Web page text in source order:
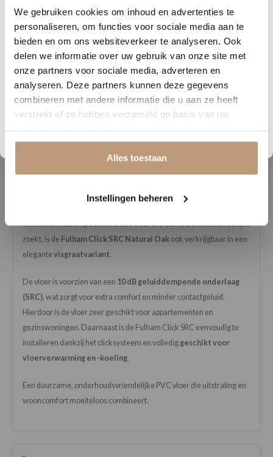
DAGEN UREN MINUTEN SECONDEN
Nu tijdelijk 10% korting op
jouw vloer
Vraag snel een offerte aan en bespaar direct.
Bekijk plak PVC vloeren
We gebruiken cookies om inhoud en advertenties te
personaliseren, om functies voor sociale media aan te
bieden en om ons websiteverkeer te analyseren. Ook
delen we informatie over uw gebruik van onze site met
onze partners voor sociale media, adverteren en
analyseren. Deze partners kunnen deze gegevens
combineren met andere informatie die u aan ze heeft
verstrekt of ze hebben verzameld op basis van uw
Alles toestaan
Instellingen beheren
Snelle levering, mooie vloer en goed advies!
Bekijk alle reviews op Google →
Beschrijving
licht naturel tot diep donkerbruin. Voor wie een extra klassiek accent
zoekt, is de Fulham Click SRC Natural Oak ook verkrijgbaar in een
elegante visgraatvariant.
De vloer is voorzien van een 10 dB geluiddempende onderlaag
(SRC), wat zorgt voor extra comfort en minder contactgeluid.
Hierdoor is de vloer zeer geschikt voor appartementen en
gezinswoningen. Daarnaast is de Fulham Click SRC eenvoudig te
installeren dankzij het clicksysteem en volledig geschikt voor
vloerverwarming en -koeling.
Een duurzame, onderhoudsvriendelijke PVC vloer die uitstraling en
wooncomfort moeiteloos combineert.